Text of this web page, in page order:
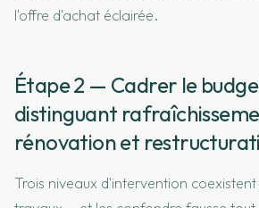
l'offre d'achat éclairée.
Étape 2 — Cadrer le
distinguant
rénovation et
Trois niveaux d'intervention coexistent